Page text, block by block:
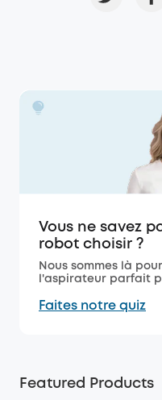
Vous ne savez
robot choisir ?
Nous sommes là
l'aspirateur parfait
Faites notre quiz
Featured Products